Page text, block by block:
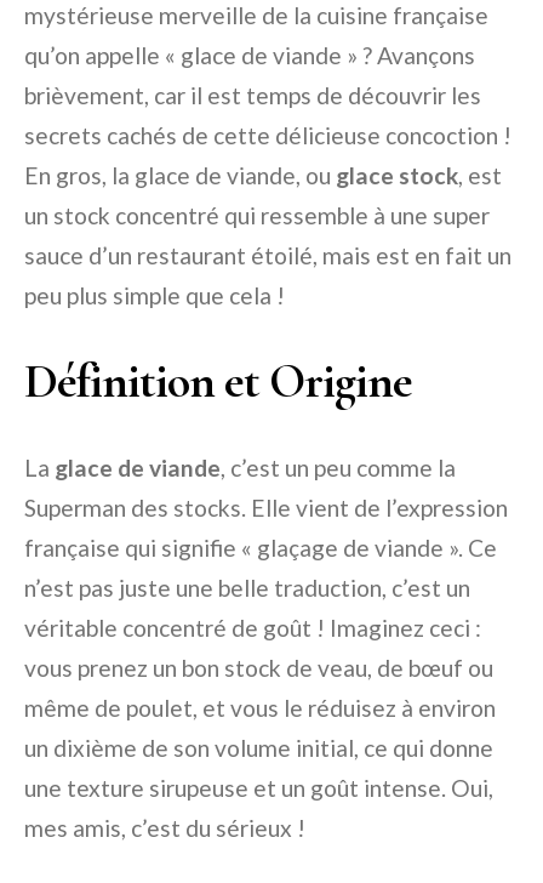
mystérieuse merveille de la cuisine française
qu’on appelle « glace de viande » ? Avançons
brièvement, car il est temps de découvrir les
secrets cachés de cette délicieuse concoction !
En gros, la glace de viande, ou glace stock, est
un stock concentré qui ressemble à une super
sauce d’un restaurant étoilé, mais est en fait un
peu plus simple que cela !
Définition et Origine
La glace de viande, c’est un peu comme la
Superman des stocks. Elle vient de l’expression
française qui signifie « glaçage de viande ». Ce
n’est pas juste une belle traduction, c’est un
véritable concentré de goût ! Imaginez ceci :
vous prenez un bon stock de veau, de bœuf ou
même de poulet, et vous le réduisez à environ
un dixième de son volume initial, ce qui donne
une texture sirupeuse et un goût intense. Oui,
mes amis, c’est du sérieux !